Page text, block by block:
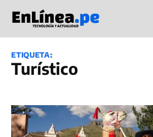
contenido
en Línea
ETIQUETA:
Turístico